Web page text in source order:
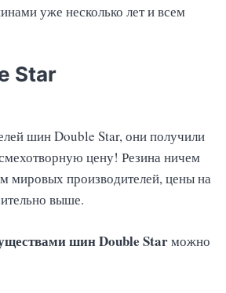
уже несколько лет и всем
Star
шин Double Star, они получили
цену! Резина ничем
мировых производителей, цены на
выше.
шин Double Starможно